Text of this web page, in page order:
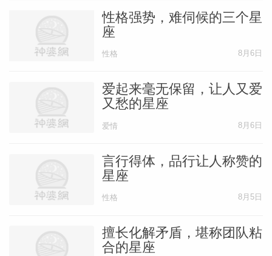
性格强势，难伺候的三个星
座
性格 8月6日
爱起来毫无保留，让人又爱
又愁的星座
爱情 8月6日
言行得体，品行让人称赞的
星座
性格 8月5日
擅长化解矛盾，堪称团队粘
合的星座